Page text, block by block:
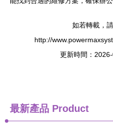
如若轉載，
http://
更新時間：
最新產品 Product